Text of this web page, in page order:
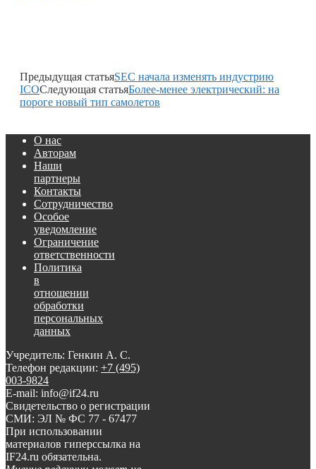
Предыдущая статьяSEC начала изменять индустрию
ICOСледующая статьяБолее-менее электрический: на
пороге новый тип самолетов
О нас
Авторам
Наши
партнеры
Контакты
Сотрудничество
Особое
уведомление
Ограничение
ответственности
Политика
в
отношении
обработки
персональных
данных
Учредитель: Генкин А. С.
Телефон редакции: +7 (495)
003-9824
E-mail: info@if24.ru
Свидетельство о регистрации
СМИ: ЭЛ № ФС 77 - 67477
При использовании
материалов гиперссылка на
IF24.ru обязательна.